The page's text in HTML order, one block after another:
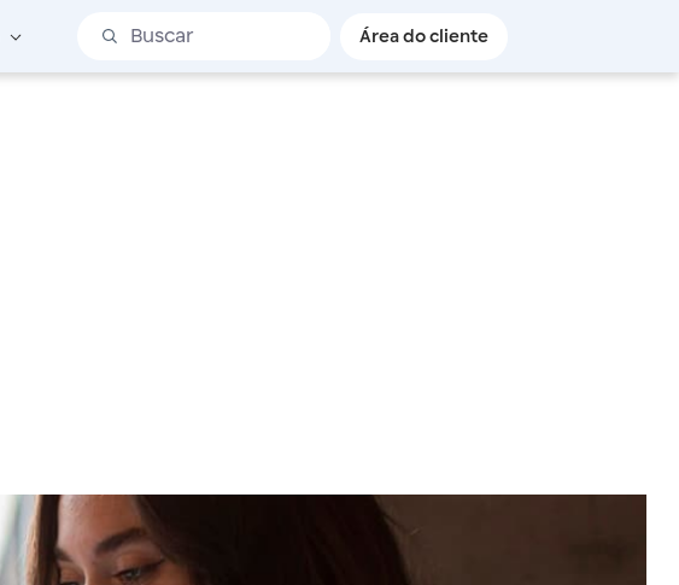
Barra de busca
Área do cliente